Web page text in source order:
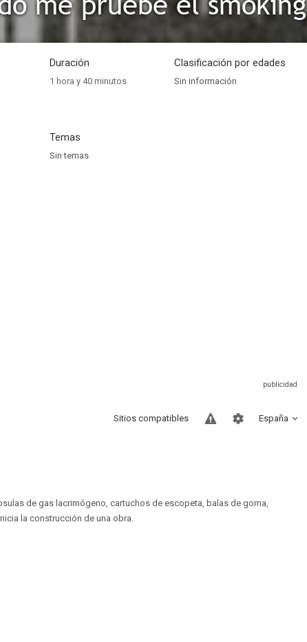
Duración
1 hora y 40 minutos
Clasificación por edades
Sin información
Temas
Sin temas
España
Sitios compatibles
de gas lacrimógeno, cartuchos de escopeta, balas de goma,
la construcción de una obra.